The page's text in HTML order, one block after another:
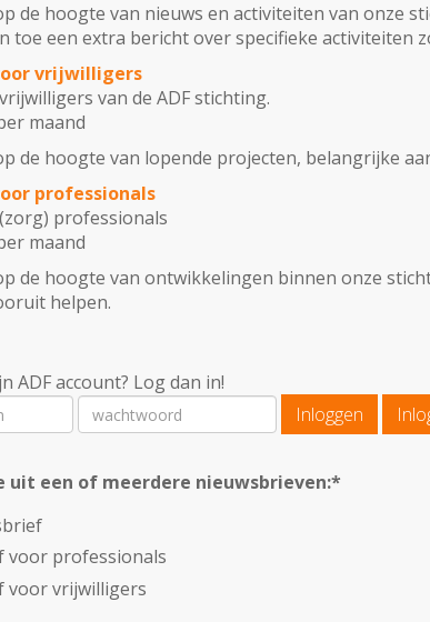
de hoogte van nieuws en activiteiten van onze
toe een extra bericht over specifieke activiteiten
vrijwilligers
van de ADF stichting.
maand
de hoogte van lopende projecten, belangrijke
professionals
professionals
maand
de hoogte van ontwikkelingen binnen onze
helpen.
ADF account? Log dan in!
Inloggen
uit een of meerdere nieuwsbrieven:*
voor professionals
voor vrijwilligers